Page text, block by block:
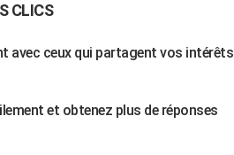
CLICS
avec ceux qui partagent vos intérêts
et obtenez plus de réponses